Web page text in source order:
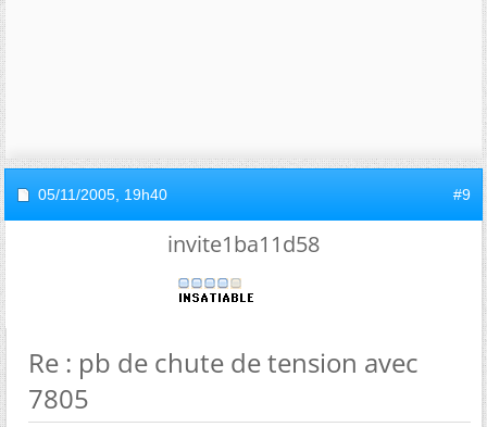
05/11/2005, 19h40 #9
invite1ba11d58
Re : pb de chute de tension avec
7805